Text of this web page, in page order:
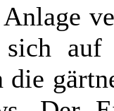
auf